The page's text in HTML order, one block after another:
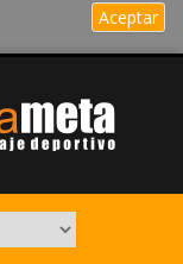
Aceptar